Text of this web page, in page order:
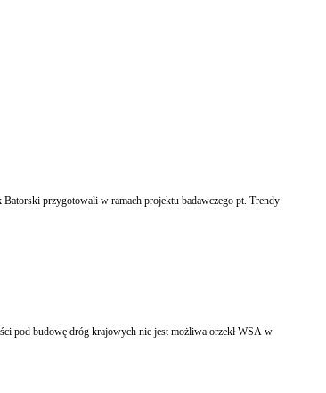
przygotowali w ramach projektu badawczego pt. Trendy
dróg krajowych nie jest możliwa orzekł WSA w